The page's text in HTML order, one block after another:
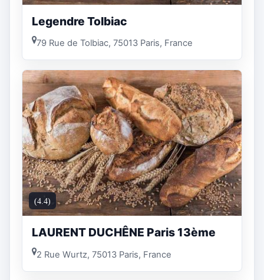
Legendre Tolbiac
79 Rue de Tolbiac, 75013 Paris, France
(4.4)
LAURENT DUCHÊNE Paris 13ème
2 Rue Wurtz, 75013 Paris, France